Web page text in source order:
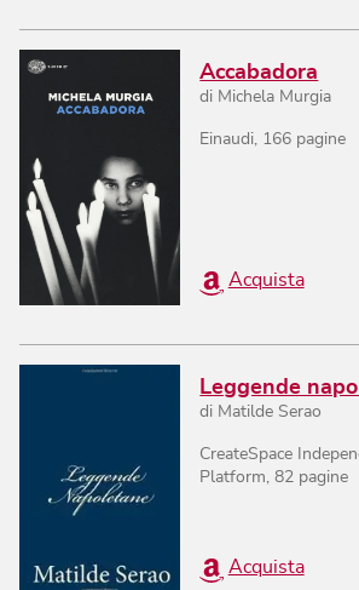
Accabadora
di Michela Murgia
Einaudi, 166 pagine
Acquista
Leggende
di Matilde Serao
CreateSpace
Platform,82 pagine
Acquista